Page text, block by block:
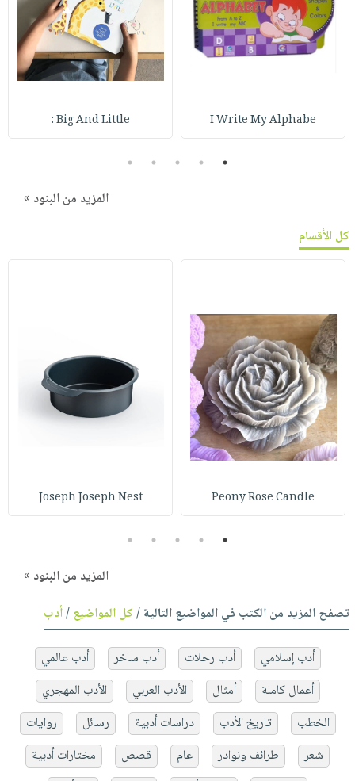
I Write My Alphabe
Big And Little :
1
2
3
4
5
المزيد من البنود »
كل الأقسام
Peony Rose Candle
Joseph Joseph Nest
1
2
3
4
5
المزيد من البنود »
تصفح المزيد من الكتب في المواضيع التالية /كل المواضيع/أدب
أدب إسلامي أدب رحلات أدب ساخر
أدب عالمي
أعمال كاملة
أمثال الأدب العربي
الأدب المهجري
الخطب
تاريخ الأدب دراسات أدبية رسائل
روايات
شعر
طرائف ونوادر عام قصص
مختارات أدبية